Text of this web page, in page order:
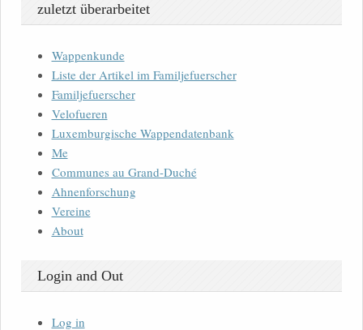
zuletzt überarbeitet
Wappenkunde
Liste der Artikel im Familjefuerscher
Familjefuerscher
Velofueren
Luxemburgische Wappendatenbank
Me
Communes au Grand-Duché
Ahnenforschung
Vereine
About
Login and Out
Log in